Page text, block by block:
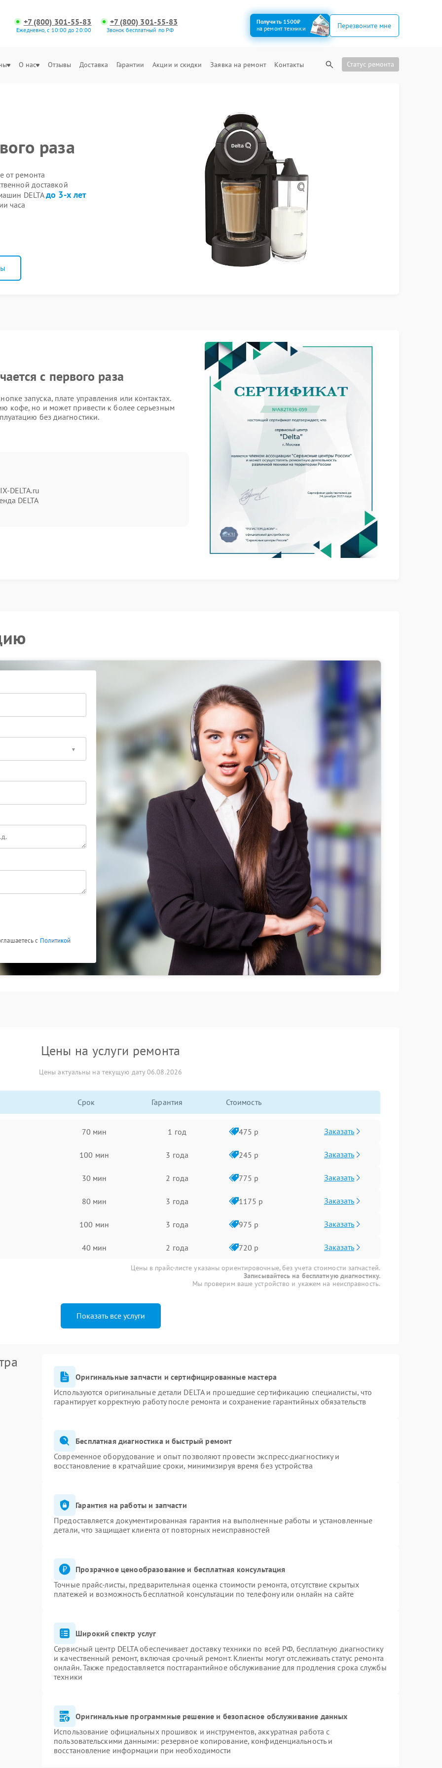
+7 (800) 301-55-83
Ежедневно, с 10:00 до 20:00
+7 (800) 301-55-83
Звонок бесплатный по РФ
Получить 1500₽
на ремонт техники
Перезвоните мне
О нас Отзывы Доставка Гарантии Акции и скидки Заявка на ремонт Контакты Статус ремонта
раза
от ремонта
доставкой
DELTAдо 3-х лет
часа
с первого раза
запуска, плате управления или контактах.
кофе, но и может привести к более серьезным
без диагностики.
попытки, лучше не откладывать обращение в
с разбором корпуса и измерением рабочих
не разбирать технику самостоятельно,
не исчезает сама по себе. Сервисный центр
детали и выполнит ремонт с учетом
надежный запуск и сохранить рабочее
DELTA.ru
DELTA
с Политикой
Цены на услуги ремонта
Цены актуальны на текущую дату 06.08.2026
Срок Гарантия Стоимость
70 мин 1 год 475 р Заказать
100 мин 3 года 245 р Заказать
30 мин 2 года 775 р Заказать
80 мин 3 года 1175 р Заказать
100 мин 3 года 975 р Заказать
40 мин 2 года 720 р Заказать
Цены в прайс-листе указаны ориентировочные, без учета стоимости запчастей.
Записывайтесь на бесплатную диагностику.
Мы проверим ваше устройство и укажем на неисправность.
Показать все услуги
Оригинальные запчасти и сертифицированные мастера
Используются оригинальные детали DELTA и прошедшие сертификацию специалисты, что
гарантирует корректную работу после ремонта и сохранение гарантийных обязательств
Бесплатная диагностика и быстрый ремонт
Современное оборудование и опыт позволяют провести экспресс-диагностику и
восстановление в кратчайшие сроки, минимизируя время без устройства
Гарантия на работы и запчасти
Предоставляется документированная гарантия на выполненные работы и установленные
детали, что защищает клиента от повторных неисправностей
Прозрачное ценообразование и бесплатная консультация
Точные прайс-листы, предварительная оценка стоимости ремонта, отсутствие скрытых
платежей и возможность бесплатной консультации по телефону или онлайн на сайте
Широкий спектр услуг
Сервисный центр DELTA обеспечивает доставку техники по всей РФ, бесплатную диагностику
и качественный ремонт, включая срочный ремонт. Клиенты могут отслеживать статус ремонта
онлайн. Также предоставляется постгарантийное обслуживание для продления срока службы
техники
Оригинальные программные решение и безопасное обслуживание данных
Использование официальных прошивок и инструментов, аккуратная работа с
пользовательскими данными: резервное копирование, конфиденциальность и
восстановление информации при необходимости